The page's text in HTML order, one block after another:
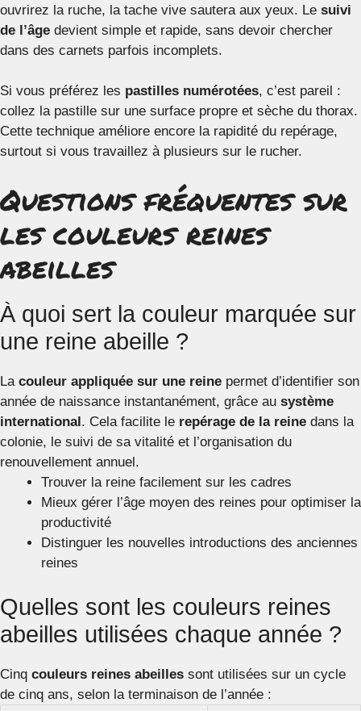
ouvrirez la ruche, la tache vive sautera aux yeux. Le suivi
de l’âge devient simple et rapide, sans devoir chercher
dans des carnets parfois incomplets.
Si vous préférez les pastilles numérotées, c’est pareil :
collez la pastille sur une surface propre et sèche du thorax.
Cette technique améliore encore la rapidité du repérage,
surtout si vous travaillez à plusieurs sur le rucher.
Questions fréquentes sur
les couleurs reines
abeilles
À quoi sert la couleur marquée sur
une reine abeille ?
La couleur appliquée sur une reine permet d’identifier son
année de naissance instantanément, grâce au système
international. Cela facilite le repérage de la reine dans la
colonie, le suivi de sa vitalité et l’organisation du
renouvellement annuel.
Trouver la reine facilement sur les cadres
Mieux gérer l’âge moyen des reines pour optimiser la
productivité
Distinguer les nouvelles introductions des anciennes
reines
Quelles sont les couleurs reines
abeilles utilisées chaque année ?
Cinq couleurs reines abeilles sont utilisées sur un cycle
de cinq ans, selon la terminaison de l’année :